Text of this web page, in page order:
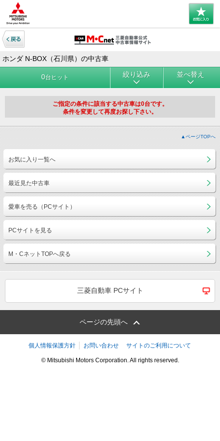
ホンダ N-BOX（石川県）の中古車
0台ヒット 絞り込み 並べ替え
ご指定の条件に該当する中古車は0台です。
条件を変更して再度お探し下さい。
▲ページTOPへ
お気に入り一覧へ
最近見た中古車
愛車を売る（PCサイト）
PCサイトを見る
M・CネットTOPへ戻る
三菱自動車 PCサイト
ページの先頭へ
個人情報保護方針 お問い合わせ サイトのご利用について
© Mitsubishi Motors Corporation. All rights reserved.